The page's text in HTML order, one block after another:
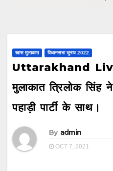
खास मुलाकात विधानसभा चुनाव 2022
Uttarakhand
मुलाकात त्रिलोक सिंह
पहाड़ी पार्टी के साथ।
By admin
OCT 7, 2021